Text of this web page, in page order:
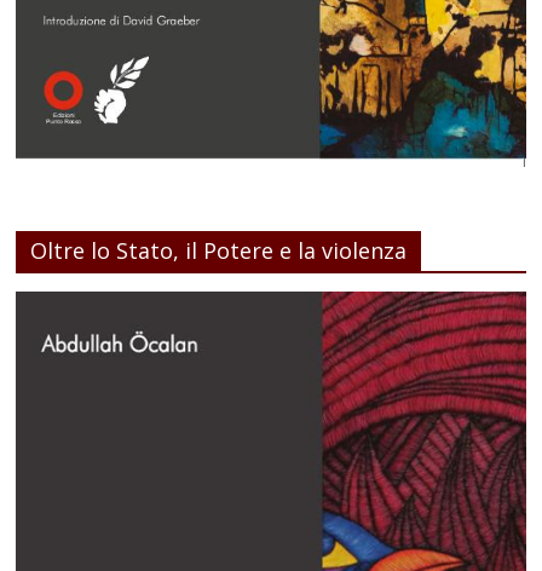
Oltre lo Stato, il Potere e la violenza